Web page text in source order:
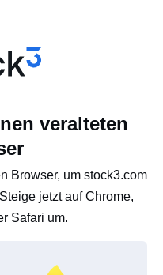
veralteten
Browser, um stock3.com
jetzt auf Chrome,
Safari um.